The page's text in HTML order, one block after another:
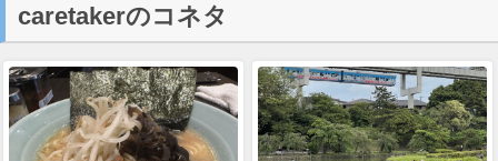
caretakerのコネタ